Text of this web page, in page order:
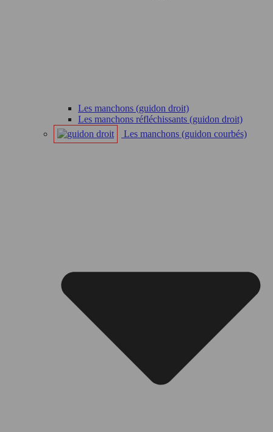
Les manchons (guidon droit)
Les manchons réfléchissants (guidon droit)
Les manchons (guidon courbés)